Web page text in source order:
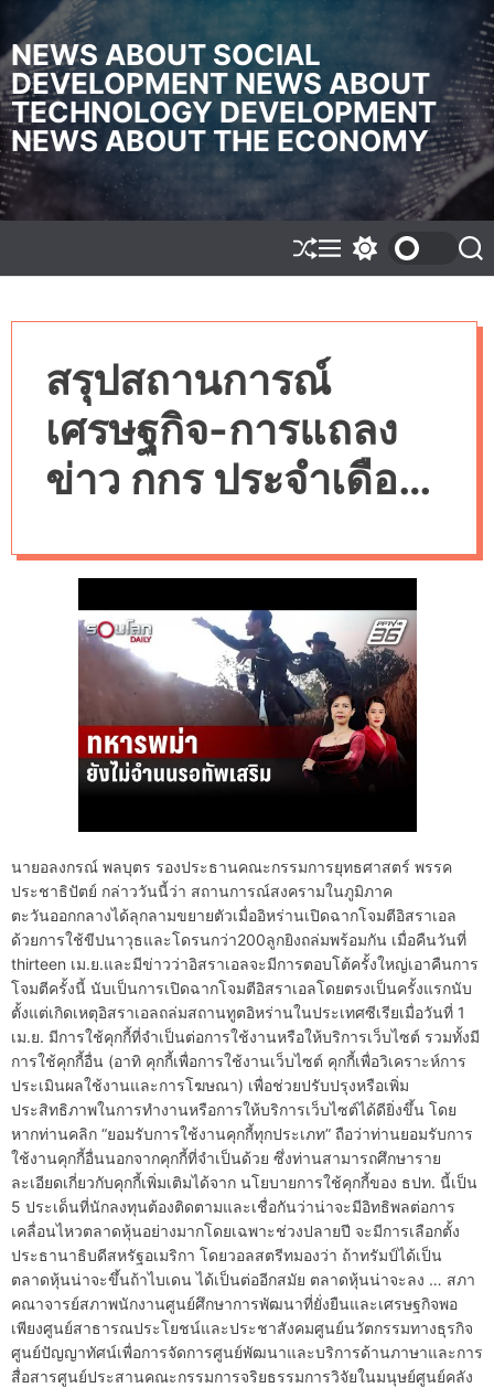
i
p
t
o
c
o
n
n
NEWS ABOUT SOCIAL
DEVELOPMENT NEWS ABOUT
TECHNOLOGY DEVELOPMENT
NEWS ABOUT THE ECONOMY
S
h
e
M
e
w
o
r
m
o
d
S
e
สรุปสถานการณ์
เศรษฐกิจ-การแถลง
ข่าว กกร ประจำเดือน
สมาคมธนาคารไทย
นายอลงกรณ์ พลบุตร รองประธานคณะกรรมการยุทธศาสตร์ พรรค
ประชาธิปัตย์ กล่าววันนี้ว่า สถานการณ์สงครามในภูมิภาค
ตะวันออกกลางได้ลุกลามขยายตัวเมื่ออิหร่านเปิดฉากโจมตีอิสราเอล
ด้วยการใช้ขีปนาวุธและโดรนกว่า200ลูกยิงถล่มพร้อมกัน เมื่อคืนวันที่
thirteen เม.ย.และมีข่าวว่าอิสราเอลจะมีการตอบโต้ครั้งใหญ่เอาคืนการ
โจมตีครั้งนี้ นับเป็นการเปิดฉากโจมตีอิสราเอลโดยตรงเป็นครั้งแรกนับ
ตั้งแต่เกิดเหตุอิสราเอลถล่มสถานทูตอิหร่านในประเทศซีเรียเมื่อวันที่ 1
เม.ย. มีการใช้คุกกี้ที่จำเป็นต่อการใช้งานหรือให้บริการเว็บไซต์ รวมทั้งมี
การใช้คุกกี้อื่น (อาทิ คุกกี้เพื่อการใช้งานเว็บไซต์ คุกกี้เพื่อวิเคราะห์การ
ประเมินผลใช้งานและการโฆษณา) เพื่อช่วยปรับปรุงหรือเพิ่ม
ประสิทธิภาพในการทำงานหรือการให้บริการเว็บไซต์ได้ดียิ่งขึ้น โดย
หากท่านคลิก “ยอมรับการใช้งานคุกกี้ทุกประเภท” ถือว่าท่านยอมรับการ
ใช้งานคุกกี้อื่นนอกจากคุกกี้ที่จำเป็นด้วย ซึ่งท่านสามารถศึกษาราย
ละเอียดเกี่ยวกับคุกกี้เพิ่มเติมได้จาก นโยบายการใช้คุกกี้ของ ธปท. นี้เป็น
5 ประเด็นที่นักลงทุนต้องติดตามและเชื่อกันว่าน่าจะมีอิทธิพลต่อการ
เคลื่อนไหวตลาดหุ้นอย่างมากโดยเฉพาะช่วงปลายปี จะมีการเลือกตั้ง
ประธานาธิบดีสหรัฐอเมริกา โดยวอลสตรีทมองว่า ถ้าทรัมป์ได้เป็น
ตลาดหุ้นน่าจะขึ้นถ้าไบเดน ได้เป็นต่ออีกสมัย ตลาดหุ้นน่าจะลง … สภา
คณาจารย์สภาพนักงานศูนย์ศึกษาการพัฒนาที่ยั่งยืนและเศรษฐกิจพอ
เพียงศูนย์สาธารณประโยชน์และประชาสังคมศูนย์นวัตกรรมทางธุรกิจ
ศูนย์ปัญญาทัศน์เพื่อการจัดการศูนย์พัฒนาและบริการด้านภาษาและการ
สื่อสารศูนย์ประสานคณะกรรมการจริยธรรมการวิจัยในมนุษย์ศูนย์คลัง